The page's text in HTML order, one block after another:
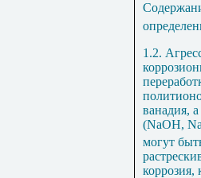
1.2.
ванадия,
(NаОН, Na
могут
коррозия,